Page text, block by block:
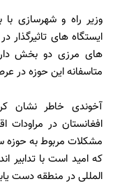
وزیر راه و شهرسازی با
ایستگاه های
های مرزی دو بخش
متاسفانه این حوزه در
آخوندی خاطر نشان
افغانستان در مراودات
مشکلات مربوط به حوزه
که امید است با تدابیر
المللی در منطقه دست